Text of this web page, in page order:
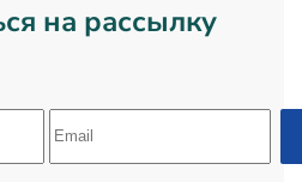
на рассылку